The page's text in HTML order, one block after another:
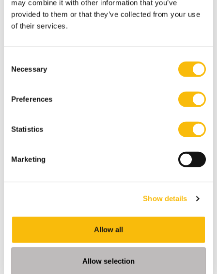
may combine it with other information that you’ve
provided to them or that they’ve collected from your use
of their services.
Selection
Necessary
Preferences
Statistics
Marketing
Show details
Allow all
Allow selection
partner in een veranderende omgeving.
(Pre-) Master of Science in
Startdatum:
Amsterdam
Breukelen
Deze master in management duurt 16 maanden
(inclusief pre-master), heeft 3 specialisaties en geeft